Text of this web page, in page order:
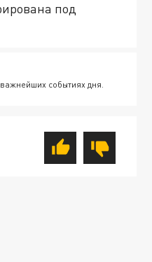
под
событиях дня.